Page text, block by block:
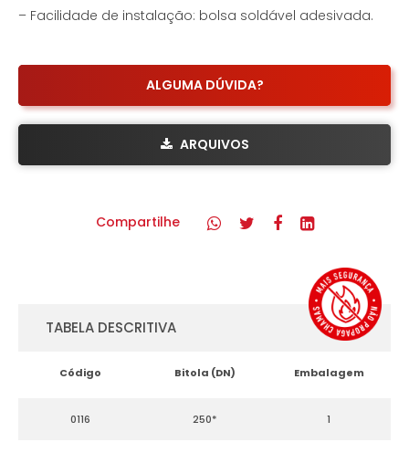
– Facilidade de instalação: bolsa soldável adesivada.
ALGUMA DÚVIDA?
ARQUIVOS
Compartilhe
TABELA DESCRITIVA
Código Bitola (DN) Embalagem
0116 250* 1